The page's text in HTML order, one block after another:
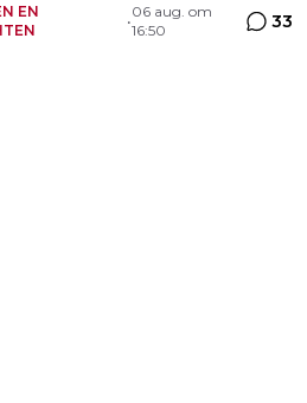
EN
•
06 aug. om
16:50
33